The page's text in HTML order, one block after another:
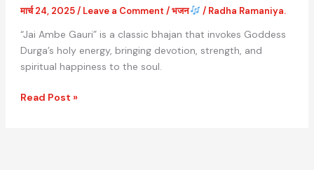
मार्च 24, 2025/ Leave a Comment /भजन / Radha Ramaniya.
“Jai Ambe Gauri” is a classic bhajan that invokes Goddess
Durga’s holy energy, bringing devotion, strength, and
spiritual happiness to the soul.
Read Post »